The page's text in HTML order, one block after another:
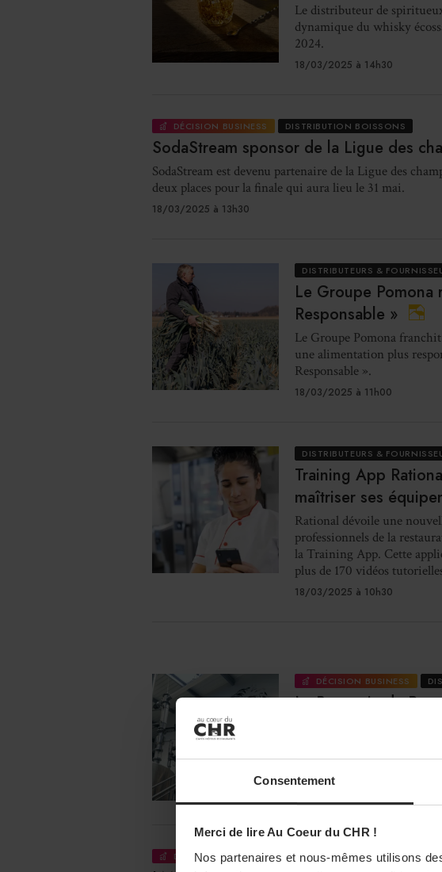
Consentement
Merci de lire Au Coeur du CHR !
Nos partenaires et nous-mêmes utilisons
Le distributeur de
dynamique du whisky
2024.
18/03/2025 à 14h30
DÉCISION BUSINESS DISTRIBUTION BOISSONS
SodaStream sponsor de la Ligue des
SodaStream est devenu partenaire de la Ligue des
deux places pour la finale qui aura lieu le 31 mai.
18/03/2025 à 13h30
DISTRIBUTEURS &
Le Groupe Pomona
Responsable »
Le Groupe Pomona
une alimentation plus
Responsable ».
18/03/2025 à 11h00
DISTRIBUTEURS &
Training App
maîtriser ses
Rational dévoile une
professionnels de la
la Training App. Cette
plus de 170 vidéos
18/03/2025 à 10h30
DÉCISION BUSINESS
La Brasserie du
permet une diminution de
18/03/2025 à 10h00
DÉCISION BUSINESS LIQUIDES